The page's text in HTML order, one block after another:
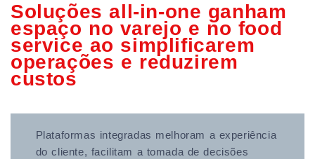
Soluções all-in-one ganham
espaço no varejo e no food
service ao simplificarem
operações e reduzirem
custos
Plataformas integradas melhoram a experiência
do cliente, facilitam a tomada de decisões